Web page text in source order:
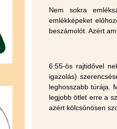
Nem sokra
emlékképeket
beszámolót. Azért
6:55-ös rajtidővel
igazolás)
leghosszabb túrája.
legjobb ötlet erre a
azért kölcsönösen